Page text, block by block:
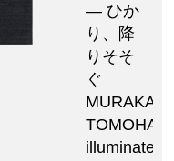
― ひか
り、降
りそそ
ぐ
MURAKAMI
illuminated